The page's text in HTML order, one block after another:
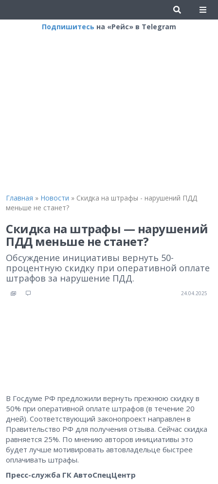
Подпишитесь на «Рейс» в Telegram
Главная » Новости » Скидка на штрафы - нарушений ПДД
меньше не станет?
Скидка на штрафы — нарушений
ПДД меньше не станет?
Обсуждение инициативы вернуть 50-
процентную скидку при оперативной оплате
штрафов за нарушение ПДД.
24.04.2025
В Госдуме РФ предложили вернуть прежнюю скидку в
50% при оперативной оплате штрафов (в течение 20
дней). Соответствующий законопроект направлен в
Правительство РФ для получения отзыва. Сейчас скидка
равняется 25%. По мнению авторов инициативы это
будет лучше мотивировать автовладельце быстрее
оплачивать штрафы.
Пресс-служба ГК АвтоСпецЦентр